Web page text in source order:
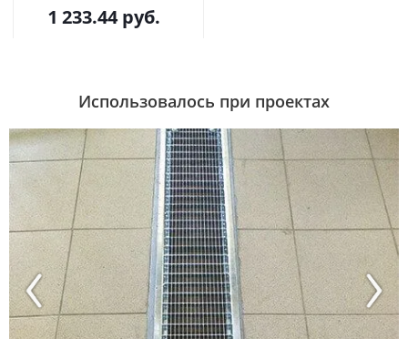
1 233.44руб.
Использовалось при проектах
Previous Next